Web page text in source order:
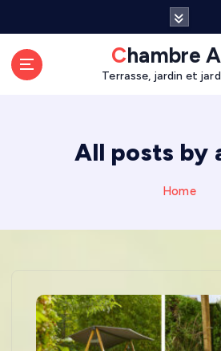
t
Chambre
Terrasse, jardin et
All posts by
Home